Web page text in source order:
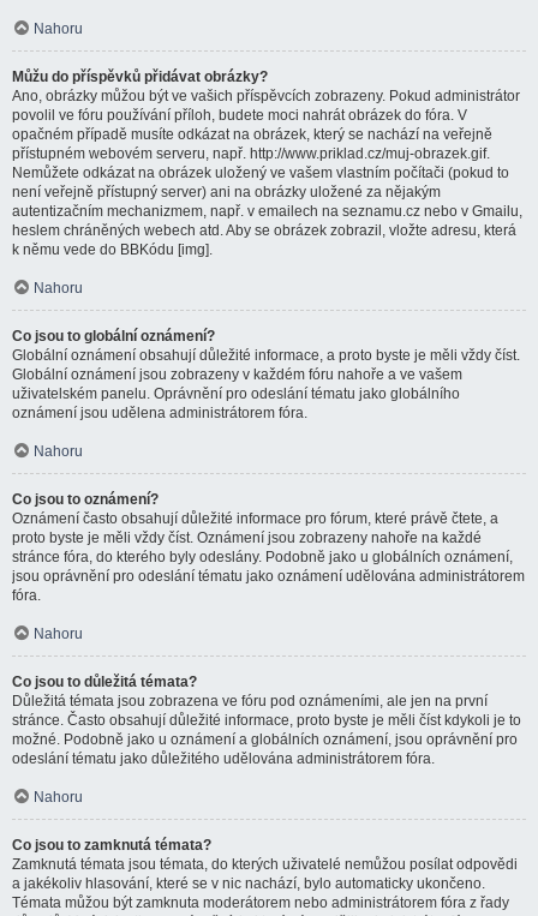
Nahoru
Můžu do příspěvků přidávat obrázky?
Ano, obrázky můžou být ve vašich příspěvcích zobrazeny. Pokud administrátor
povolil ve fóru používání příloh, budete moci nahrát obrázek do fóra. V
opačném případě musíte odkázat na obrázek, který se nachází na veřejně
přístupném webovém serveru, např. http://www.priklad.cz/muj-obrazek.gif.
Nemůžete odkázat na obrázek uložený ve vašem vlastním počítači (pokud to
není veřejně přístupný server) ani na obrázky uložené za nějakým
autentizačním mechanizmem, např. v emailech na seznamu.cz nebo v Gmailu,
heslem chráněných webech atd. Aby se obrázek zobrazil, vložte adresu, která
k němu vede do BBKódu [img].
Nahoru
Co jsou to globální oznámení?
Globální oznámení obsahují důležité informace, a proto byste je měli vždy číst.
Globální oznámení jsou zobrazeny v každém fóru nahoře a ve vašem
uživatelském panelu. Oprávnění pro odeslání tématu jako globálního
oznámení jsou udělena administrátorem fóra.
Nahoru
Co jsou to oznámení?
Oznámení často obsahují důležité informace pro fórum, které právě čtete, a
proto byste je měli vždy číst. Oznámení jsou zobrazeny nahoře na každé
stránce fóra, do kterého byly odeslány. Podobně jako u globálních oznámení,
jsou oprávnění pro odeslání tématu jako oznámení udělována administrátorem
fóra.
Nahoru
Co jsou to důležitá témata?
Důležitá témata jsou zobrazena ve fóru pod oznámeními, ale jen na první
stránce. Často obsahují důležité informace, proto byste je měli číst kdykoli je to
možné. Podobně jako u oznámení a globálních oznámení, jsou oprávnění pro
odeslání tématu jako důležitého udělována administrátorem fóra.
Nahoru
Co jsou to zamknutá témata?
Zamknutá témata jsou témata, do kterých uživatelé nemůžou posílat odpovědi
a jakékoliv hlasování, které se v nic nachází, bylo automaticky ukončeno.
Témata můžou být zamknuta moderátorem nebo administrátorem fóra z řady